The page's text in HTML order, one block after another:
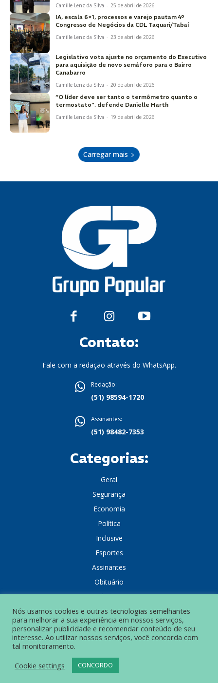
Camille Lenz da Silva - 25 de abril de 2026
IA, escala 6×1, processos e varejo pautam 4º
Congresso de Negócios da CDL Taquari/Tabaí
Camille Lenz da Silva - 23 de abril de 2026
Legislativo vota ajuste no orçamento do Executivo
para aquisição de novo semáforo para o Bairro
Canabarro
Camille Lenz da Silva - 20 de abril de 2026
“O líder deve ser tanto o termômetro quanto o
termostato”, defende Danielle Harth
Camille Lenz da Silva - 19 de abril de 2026
Carregar mais
Contato:
Fale com a redação através do WhatsApp.
Redação:
(51) 98594-1720
Assinantes:
(51) 98482-7353
Categorias:
Geral
Segurança
Economia
Política
Inclusive
Esportes
Assinantes
Obituário
Colunistas
© Grupo Popular de Comunicação – Todos os direitos reservados.
POLÍTICA DE PRIVACIDADE
Nós usamos cookies e outras tecnologias semelhantes
para melhorar a sua experiência em nossos serviços,
personalizar publicidade e recomendar conteúdo de seu
interesse. Ao utilizar nossos serviços, você concorda com
tal monitoramento.
Cookie settings
CONCORDO